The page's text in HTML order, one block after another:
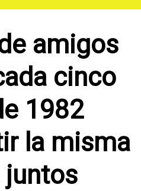
amigos
cinco
1982
la misma